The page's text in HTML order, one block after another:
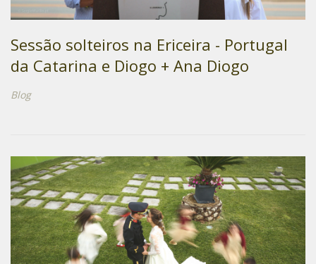
Sessão solteiros na Ericeira - Portugal
da Catarina e Diogo + Ana Diogo
Blog